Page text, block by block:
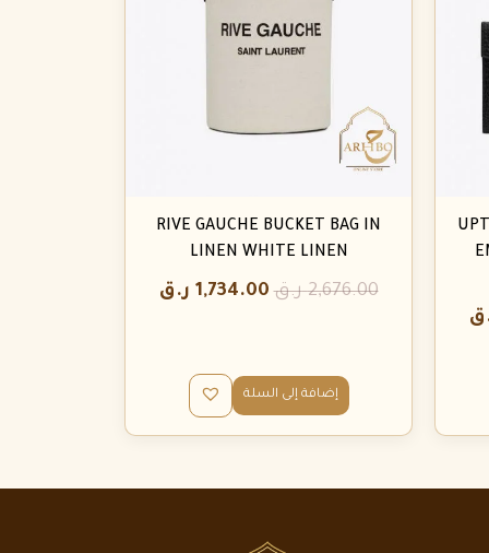
RIVE GAUCHE BUCKET BAG IN
LINEN WHITE LINEN
2,676.00 ر.ق 1,734.00 ر.ق
إضافة إلى السلة